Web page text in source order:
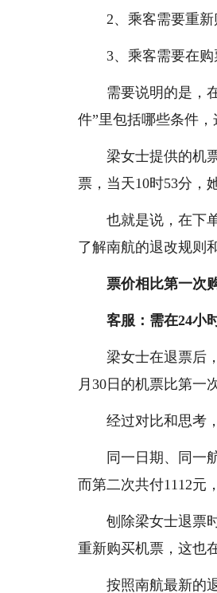
2、乘客需要重新
3、乘客需要在
需要说明的是，
件”里包括哪些条件
梁女士提供的机
票，当天10时53分，
也就是说，在下
了解南航的退改规则
票价相比第一次
客服：需在24小
梁女士在退票后
月30日的机票比第一
经过对比和思考
同一日期、同一
而第二次共付1112元
刨除梁女士退票
重新购买机票，这也
按照南航最新的